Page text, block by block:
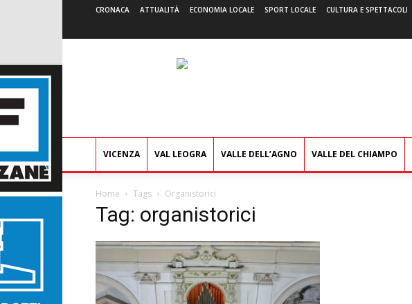
CRONACA ATTUALITÀ ECONOMIA LOCALE SPORT LOCALE CULTURA E SPETTACOLI
VICENZA VAL LEOGRA VALLE DELL’AGNO VALLE DEL CHIAMPO
Home Tags Organistorici
Tag: organistorici